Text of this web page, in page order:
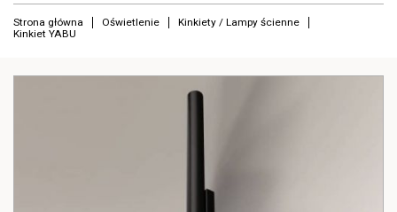
Strona główna Oświetlenie
Kinkiety / Lampy ścienne
Kinkiet YABU